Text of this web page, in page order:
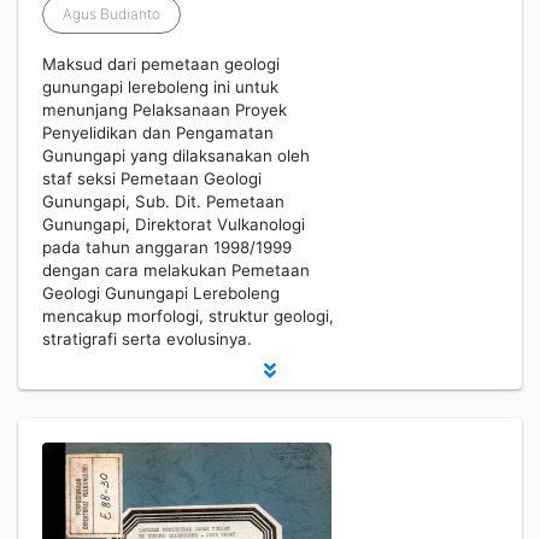
Agus Budianto
Maksud dari pemetaan geologi
gunungapi lereboleng ini untuk
menunjang Pelaksanaan Proyek
Penyelidikan dan Pengamatan
Gunungapi yang dilaksanakan oleh
staf seksi Pemetaan Geologi
Gunungapi, Sub. Dit. Pemetaan
Gunungapi, Direktorat Vulkanologi
pada tahun anggaran 1998/1999
dengan cara melakukan Pemetaan
Geologi Gunungapi Lereboleng
mencakup morfologi, struktur geologi,
stratigrafi serta evolusinya.